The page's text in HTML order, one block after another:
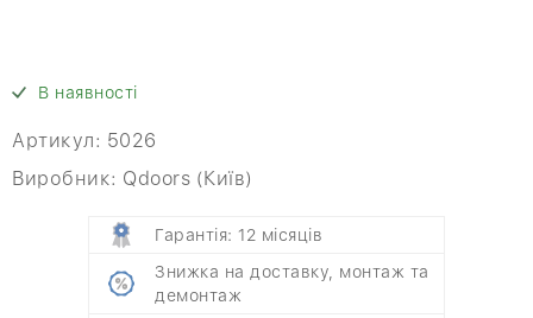
В наявності
Артикул: 5026
Виробник: Qdoors (Київ)
Гарантія: 12 місяців
Знижка на доставку, монтаж та
демонтаж